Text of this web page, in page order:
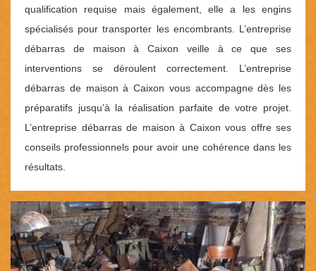
qualification requise mais également, elle a les engins
spécialisés pour transporter les encombrants. L’entreprise
débarras de maison à Caixon veille à ce que ses
interventions se déroulent correctement. L’entreprise
débarras de maison à Caixon vous accompagne dès les
préparatifs jusqu’à la réalisation parfaite de votre projet.
L’entreprise débarras de maison à Caixon vous offre ses
conseils professionnels pour avoir une cohérence dans les
résultats.